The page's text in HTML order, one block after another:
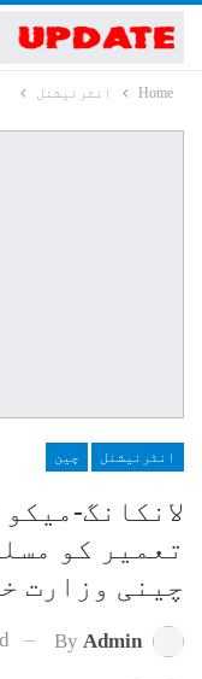
Home انٹرنیشنل
انٹرنیشنل چین
لانکانگ-
تعمیر کو
چینی وزارت
By Admin